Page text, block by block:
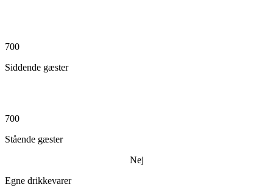
700
Siddende gæster
700
Stående gæster
Nej
Egne drikkevarer